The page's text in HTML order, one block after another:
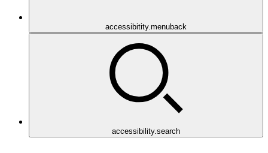
accessibitity.menuback
accessibility.search